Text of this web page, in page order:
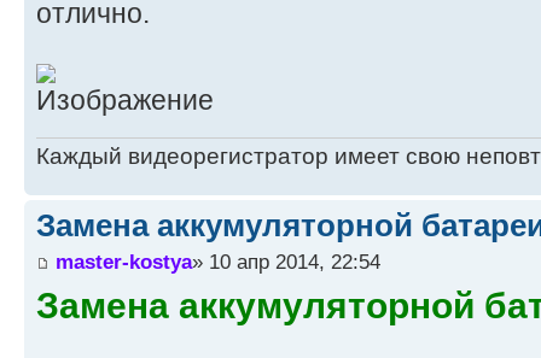
отлично.
Каждый видеорегистратор имеет свою
Замена аккумуляторной
master-kostya» 10 апр 2014, 22:54
Замена аккумуляторной